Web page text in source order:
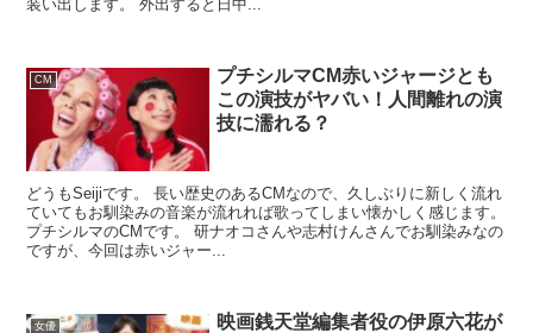
装い出します。 外出すると日中...
CM
プチシルマCM赤いジャージとも
この演技がヤバい！人間離れの演
技に濡れる？
どうもSeijiです。 長い歴史のあるCMなので、久しぶりに新しく流れ
ていてもお馴染みの音楽が流れれば歌ってしまい懐かしく感じます。
プチシルマのCMです。 研ナオコさんや志村けんさんでお馴染みなの
ですが、今回は赤いジャー...
女優
映画銭天堂編集者役の伊原六花が